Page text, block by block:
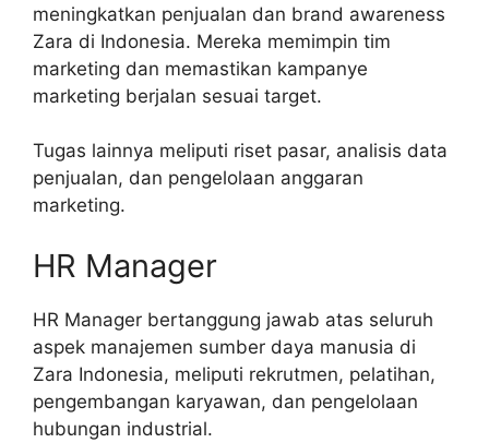
meningkatkan penjualan dan brand awareness
Zara di Indonesia. Mereka memimpin tim
marketing dan memastikan kampanye
marketing berjalan sesuai target.
Tugas lainnya meliputi riset pasar, analisis data
penjualan, dan pengelolaan anggaran
marketing.
HR Manager
HR Manager bertanggung jawab atas seluruh
aspek manajemen sumber daya manusia di
Zara Indonesia, meliputi rekrutmen, pelatihan,
pengembangan karyawan, dan pengelolaan
hubungan industrial.